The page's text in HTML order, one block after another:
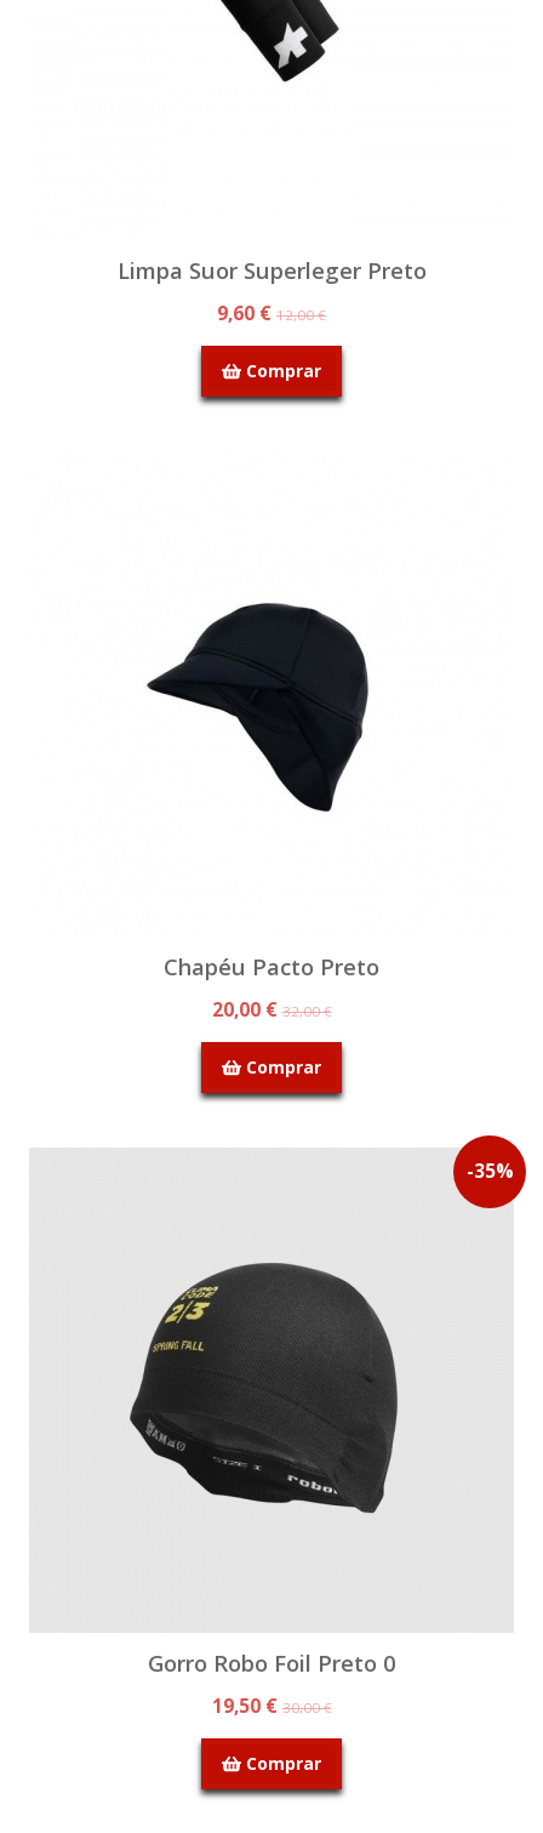
Limpa Suor Superleger Preto
9,60 € 12,00 €
Comprar
Chapéu Pacto Preto
20,00 €32,00 €
Comprar
-35%
Gorro Robo Foil Preto 0
19,50 €30,00 €
Comprar